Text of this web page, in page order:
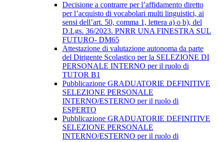
Decisione a contrarre per l’affidamento diretto
per l’acquisto di vocabolari multi linguistici, ai
sensi dell’art. 50, comma 1, lettera a) o b), del
D.Lgs. 36/2023. PNRR UNA FINESTRA SUL
FUTURO- DM65
Attestazione di valutazione autonoma da parte
del Dirigente Scolastico per la SELEZIONE DI
PERSONALE INTERNO per il ruolo di
TUTOR B1
Pubblicazione GRADUATORIE DEFINITIVE
SELEZIONE PERSONALE
INTERNO/ESTERNO per il ruolo di
ESPERTO
Pubblicazione GRADUATORIE DEFINITIVE
SELEZIONE PERSONALE
INTERNO/ESTERNO per il ruolo di